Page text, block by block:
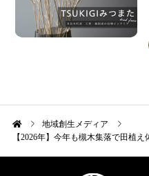
地域創生メディア
【2026年】今年も槻木集落で田植